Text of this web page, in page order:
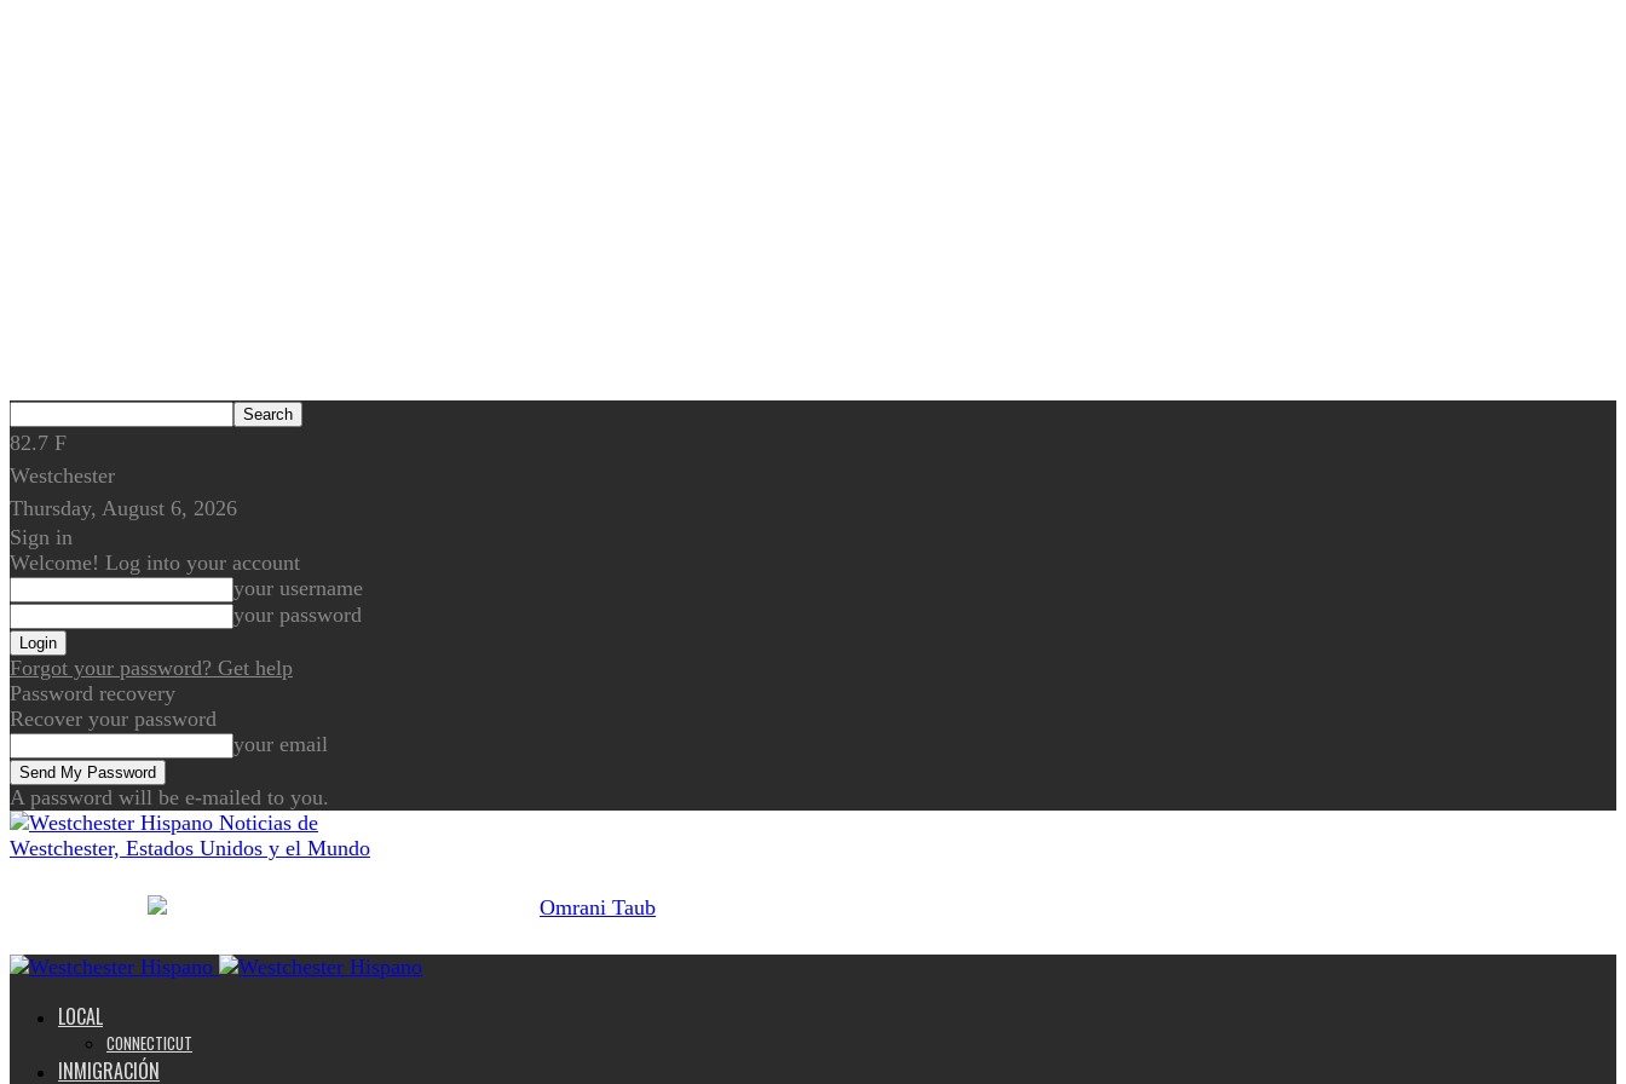
82.7 F
Westchester
Thursday, August 6, 2026
Sign in
Welcome! Log into your account
your username
your password
Forgot your password? Get help
Password recovery
Recover your password
your email
A password will be e-mailed to you.
Noticias de
Westchester, Estados Unidos y el Mundo
LOCAL
CONNECTICUT
INMIGRACIÓN